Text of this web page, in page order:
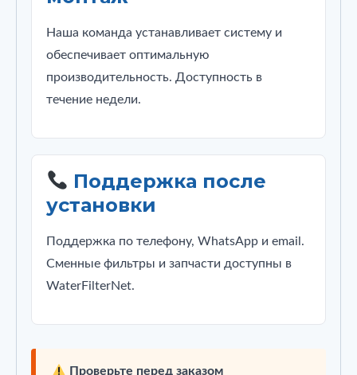
Наша команда устанавливает систему и
обеспечивает оптимальную
производительность. Доступность в
течение недели.
Поддержка после
установки
Поддержка по телефону, WhatsApp и email.
Сменные фильтры и запчасти доступны в
WaterFilterNet.
Проверьте перед заказом